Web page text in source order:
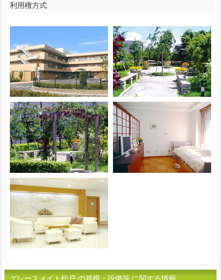
利用権方式
グレースメイト松戸 の規模・設備等 に関する情報